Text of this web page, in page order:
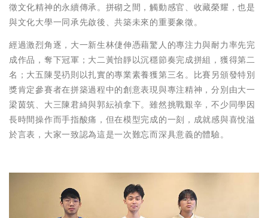
徵文化精神的永續傳承。拼砌之間，觸動感官、收藏榮耀，也是
與文化大學一同承先啟後、共築未來的重要象徵。
經過激烈角逐，大一新生林倢伸憑藉驚人的專注力與耐力率先完
成作品，奪下冠軍；大二黃怡靜以沉穩節奏完成拼組，獲得第二
名；大五陳旻礽則以扎實的專業素養獲第三名。比賽另頒發特別
獎肯定參賽者在拼築過程中的創意表現與專注精神，分別由大一
梁茵筑、大三陳君綺與郭紜禎拿下。雖然挑戰艱辛，不少同學因
長時間操作而手指酸痛，但在模型完成的一刻，成就感與喜悅溢
於言表，大家一致認為這是一次難忘而深具意義的體驗。